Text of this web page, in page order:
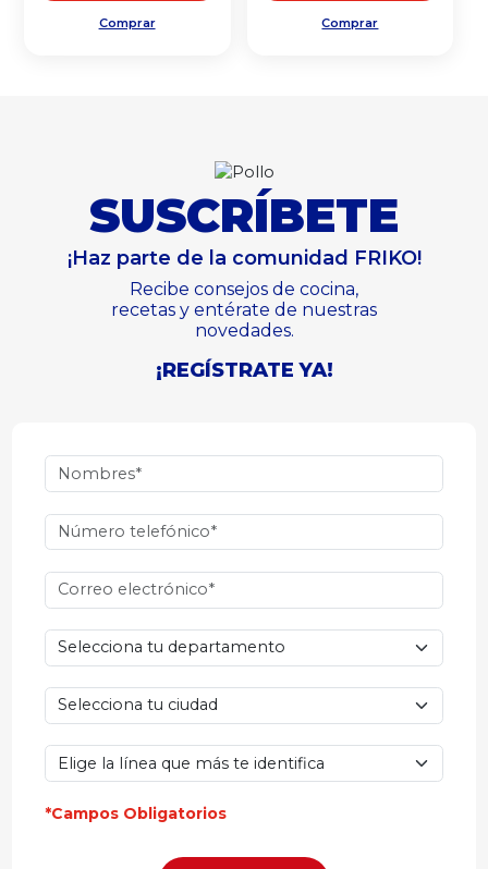
Comprar Comprar
SUSCRÍBETE
¡Haz parte de la comunidad FRIKO!
Recibe consejos de cocina,
recetas y entérate de nuestras
novedades.
¡REGÍSTRATE YA!
*Campos Obligatorios